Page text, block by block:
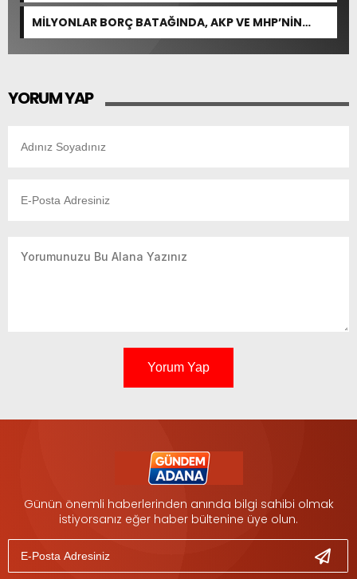
MİLYONLAR BORÇ BATAĞINDA, AKP VE MHP’NİN
CEVABI: “ARAŞTIRMAYALIM!”
YORUM YAP
Yorum Yap
Günün önemli haberlerinden anında bilgi sahibi olmak
istiyorsanız eğer haber bültenine üye olun.